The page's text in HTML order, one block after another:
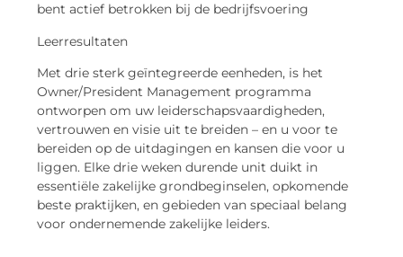
bent actief betrokken bij de bedrijfsvoering
Leerresultaten
Met drie sterk geïntegreerde eenheden, is het
Owner/President Management programma
ontworpen om uw leiderschapsvaardigheden,
vertrouwen en visie uit te breiden – en u voor te
bereiden op de uitdagingen en kansen die voor u
liggen. Elke drie weken durende unit duikt in
essentiële zakelijke grondbeginselen, opkomende
beste praktijken, en gebieden van speciaal belang
voor ondernemende zakelijke leiders.